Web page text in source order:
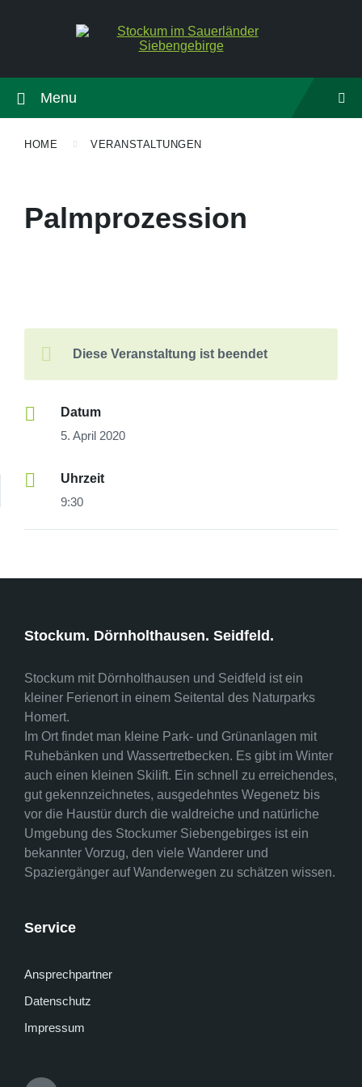
Menu
HOME VERANSTALTUNGEN
Palmprozession
Diese Veranstaltung ist beendet
Datum
5. April 2020
Uhrzeit
9:30
Stockum. Dörnholthausen. Seidfeld.
Stockum mit Dörnholthausen und Seidfeld ist ein
kleiner Ferienort in einem Seitental des Naturparks
Homert.
Im Ort findet man kleine Park- und Grünanlagen mit
Ruhebänken und Wassertretbecken. Es gibt im Winter
auch einen kleinen Skilift. Ein schnell zu erreichendes,
gut gekennzeichnetes, ausgedehntes Wegenetz bis
vor die Haustür durch die waldreiche und natürliche
Umgebung des Stockumer Siebengebirges ist ein
bekannter Vorzug, den viele Wanderer und
Spaziergänger auf Wanderwegen zu schätzen wissen.
Service
Ansprechpartner
Datenschutz
Impressum